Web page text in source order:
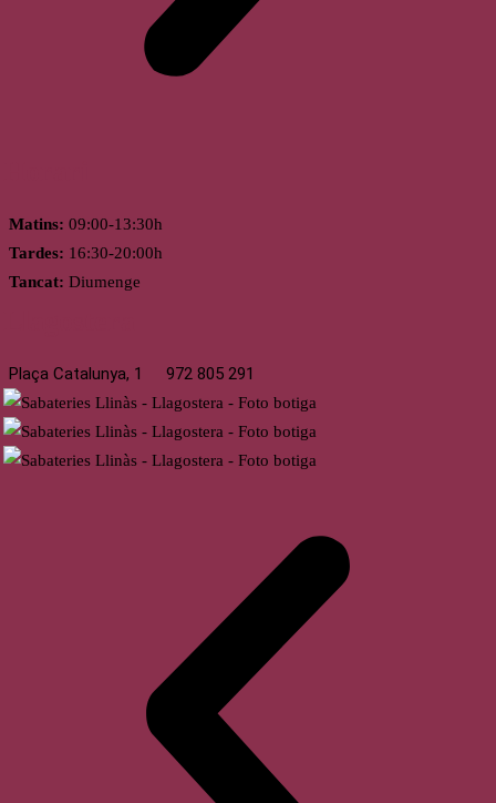
Matins: 09:00-13:30h
Tardes: 16:30-20:00h
Tancat: Diumenge
Plaça Catalunya, 1 972 805 291